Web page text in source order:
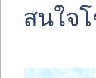
สนใจ